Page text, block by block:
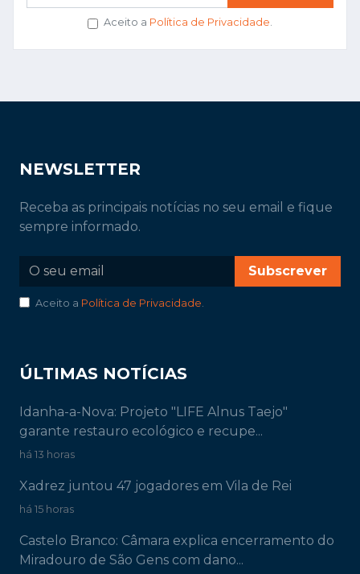
Aceito a Política de Privacidade
NEWSLETTER
Receba as principais notícias no seu email e fique
sempre informado.
Subscrever
Aceito a Política de Privacidade
ÚLTIMAS NOTÍCIAS
Idanha-a-Nova: Projeto "LIFE Alnus Taejo"
garante restauro ecológico e recupe...
há 13 horas
Xadrez juntou 47 jogadores em Vila de Rei
há 15 horas
Castelo Branco: Câmara explica encerramento do
Miradouro de São Gens com dano...